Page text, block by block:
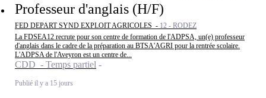
Professeur d'anglais (H/F)
FED DEPART SYND EXPLOIT AGRICOLES - 12 - RODEZ
La FDSEA12 recrute pour son centre de formation de l'ADPSA, un(e) professeur
d'anglais dans le cadre de la préparation au BTSA'AGRI pour la rentrée scolaire.
L'ADPSA de l'Aveyron est un centre de...
CDD - Temps partiel
Publié il y a 15 jours